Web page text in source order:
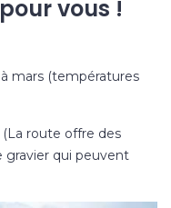
vous !
mars (températures
(La route offre des
gravier qui peuvent